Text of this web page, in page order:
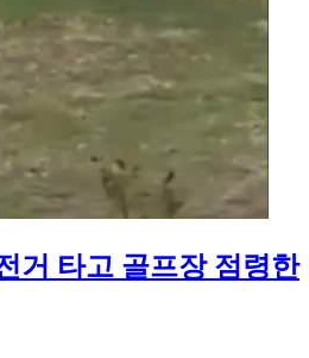
거 타고 골프장 점령한